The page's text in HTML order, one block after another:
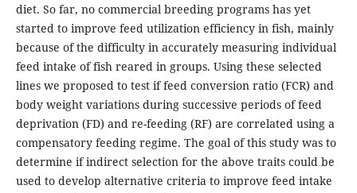
diet. So far, no commercial breeding programs has yet
started to improve feed utilization efficiency in fish, mainly
because of the difficulty in accurately measuring individual
feed intake of fish reared in groups. Using these selected
lines we proposed to test if feed conversion ratio (FCR) and
body weight variations during successive periods of feed
deprivation (FD) and re-feeding (RF) are correlated using a
compensatory feeding regime. The goal of this study was to
determine if indirect selection for the above traits could be
used to develop alternative criteria to improve feed intake